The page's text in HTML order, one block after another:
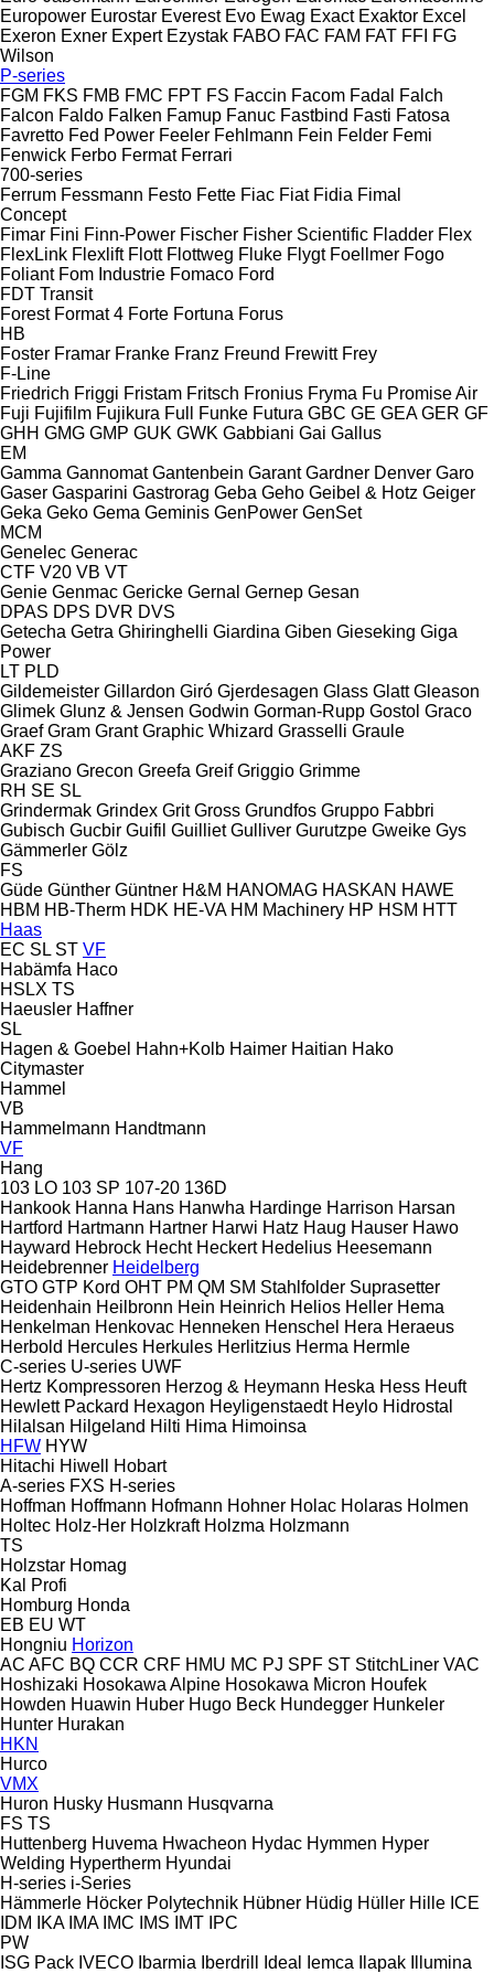
Europower Eurostar Everest Evo Ewag Exact Exaktor Excel
Exeron Exner Expert Ezystak FABO FAC FAM FAT FFI FG
Wilson
P-series
FGM FKS FMB FMC FPT FS Faccin Facom Fadal
Falch
Falcon Faldo Falken Famup Fanuc Fastbind Fasti Fatosa
Favretto Fed Power Feeler Fehlmann Fein Felder Femi
Fenwick Ferbo Fermat Ferrari
700-series
Ferrum Fessmann Festo Fette Fiac Fiat Fidia Fimal
Concept
Fimar Fini Finn-Power Fischer Fisher Scientific Fladder Flex
FlexLink Flexlift Flott Flottweg Fluke Flygt Foellmer Fogo
Foliant Fom Industrie Fomaco Ford
FDT Transit
Forest Format 4 Forte Fortuna Forus
HB
Foster Framar Franke Franz Freund Frewitt Frey
F-Line
Friedrich Friggi Fristam Fritsch Fronius Fryma Fu Promise Air
Fuji Fujifilm Fujikura Full Funke Futura GBC GE GEA GER GF
GHH GMG GMP GUK GWK Gabbiani Gai Gallus
EM
Gamma Gannomat Gantenbein Garant Gardner Denver Garo
Gaser Gasparini Gastrorag Geba Geho Geibel & Hotz Geiger
Geka Geko Gema Geminis GenPower GenSet
MCM
Genelec Generac
CTF V20 VB VT
Genie Genmac Gericke Gernal Gernep Gesan
DPAS DPS DVR DVS
Getecha Getra Ghiringhelli Giardina Giben Gieseking Giga
Power
LT PLD
Gildemeister Gillardon Giró Gjerdesagen Glass Glatt Gleason
Glimek Glunz & Jensen Godwin Gorman-Rupp Gostol Graco
Graef Gram Grant Graphic Whizard Grasselli Graule
AKF ZS
Graziano Grecon Greefa Greif Griggio Grimme
RH SE SL
Grindermak Grindex Grit Gross Grundfos Gruppo Fabbri
Gubisch Gucbir Guifil Guilliet Gulliver Gurutzpe Gweike Gys
Gämmerler Gölz
FS
Güde Günther Güntner H&M HANOMAG HASKAN HAWE
HBM HB‑Therm HDK HE-VA HM Machinery HP HSM HTT
Haas
EC SL ST VF
Habämfa Haco
HSLX TS
Haeusler Haffner
SL
Hagen & Goebel Hahn+Kolb Haimer Haitian Hako
Citymaster
Hammel
VB
Hammelmann Handtmann
VF
Hang
103 LO 103 SP 107-20 136D
Hankook Hanna Hans Hanwha Hardinge Harrison Harsan
Hartford Hartmann Hartner Harwi Hatz Haug Hauser Hawo
Hayward Hebrock Hecht Heckert Hedelius Heesemann
Heidebrenner Heidelberg
GTO GTP Kord OHT PM QM SM Stahlfolder Suprasetter
Heidenhain Heilbronn Hein Heinrich Helios Heller Hema
Henkelman Henkovac Henneken Henschel Hera Heraeus
Herbold Hercules Herkules Herlitzius Herma Hermle
C-series U-series UWF
Hertz Kompressoren Herzog & Heymann Heska Hess Heuft
Hewlett Packard Hexagon Heyligenstaedt Heylo Hidrostal
Hilalsan Hilgeland Hilti Hima Himoinsa
HFW HYW
Hitachi Hiwell
Hobart
A-series FXS H-series
Hoffman Hoffmann Hofmann Hohner Holac Holaras Holmen
Holtec Holz-Her Holzkraft Holzma Holzmann
TS
Holzstar Homag
Kal
Profi
Homburg Honda
EB EU WT
Hongniu Horizon
AC AFC BQ CCR CRF HMU MC PJ SPF ST StitchLiner VAC
Hoshizaki Hosokawa Alpine Hosokawa Micron Houfek
Howden Huawin Huber Hugo Beck Hundegger Hunkeler
Hunter Hurakan
HKN
Hurco
VMX
Huron Husky Husmann Husqvarna
FS TS
Huttenberg Huvema Hwacheon Hydac Hymmen Hyper
Welding Hypertherm Hyundai
H-series i-Series
Hämmerle Höcker Polytechnik Hübner Hüdig Hüller Hille ICE
IDM
IKA IMA IMC IMS IMT IPC
PW
ISG Pack IVECO Ibarmia Iberdrill Ideal Iemca Ilapak
Illumina